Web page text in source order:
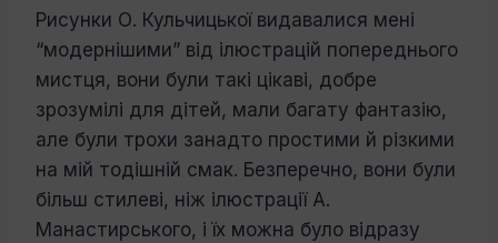
Рисунки О. Кульчицької видавалися мені
“модернішими” від ілюстрацій попе­реднього
мистця, вони були такі цікаві, до­бре
зрозумілі для дітей, мали багату фан­тазію,
але були трохи занадто простими й різкими
на мій тодішній смак. Безпереч­но, вони були
більш стилеві, ніж ілюстра­ції А.
Манастирського, і їх можна було відразу